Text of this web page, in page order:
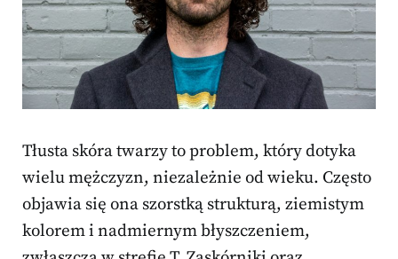
Tłusta skóra twarzy to problem, który dotyka
wielu mężczyzn, niezależnie od wieku. Często
objawia się ona szorstką strukturą, ziemistym
kolorem i nadmiernym błyszczeniem,